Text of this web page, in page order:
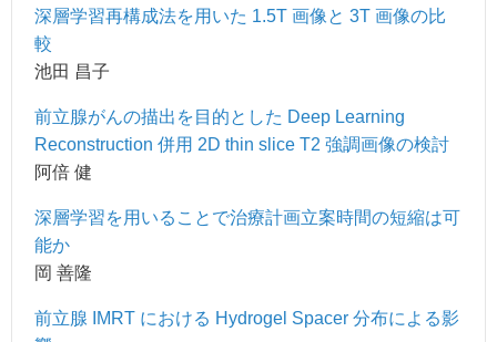
深層学習再構成法を用いた 1.5T 画像と 3T 画像の比
較
池田 昌子
前立腺がんの描出を目的とした Deep Learning
Reconstruction 併用 2D thin slice T2 強調画像の検討
阿倍 健
深層学習を用いることで治療計画立案時間の短縮は可
能か
岡 善隆
前立腺 IMRT における Hydrogel Spacer 分布による影